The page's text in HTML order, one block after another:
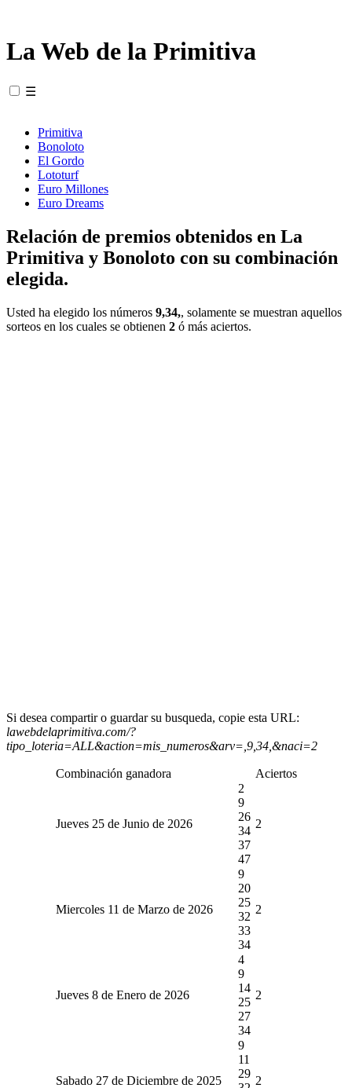
La Web de la Primitiva
☰
Primitiva
Bonoloto
El Gordo
Lototurf
Euro Millones
Euro Dreams
Relación de premios obtenidos en La
Primitiva y Bonoloto con su combinación
elegida.
Usted ha elegido los números 9,34,, solamente se muestran aquellos
sorteos en los cuales se obtienen 2 ó más aciertos.
Si desea compartir o guardar su busqueda, copie esta URL:
lawebdelaprimitiva.com/?
tipo_loteria=ALL&action=mis_numeros&arv=,9,34,&naci=2
Combinación ganadora Aciertos
Jueves 25 de Junio de 2026
2
9
26
34
37
47
2
Miercoles 11 de Marzo de 2026
9
20
25
32
33
34
2
Jueves 8 de Enero de 2026
4
9
14
25
27
34
2
Sabado 27 de Diciembre de 2025
9
11
29
2